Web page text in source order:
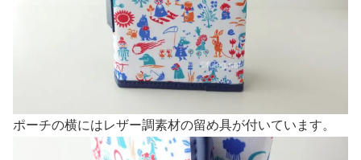
ポーチの横にはレザー調素材の留め具が付いています。